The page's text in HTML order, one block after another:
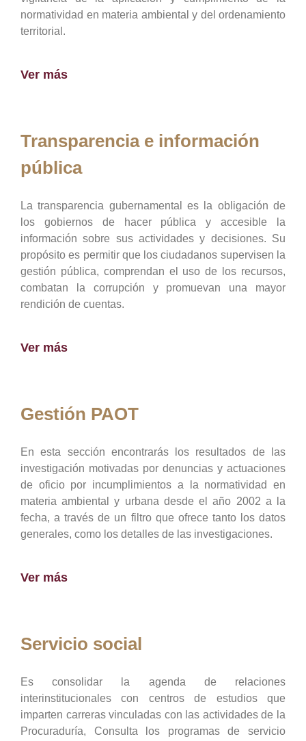
normatividad en materia ambiental y del ordenamiento
territorial.
Ver más
Transparencia e información
pública
La transparencia gubernamental es la obligación de
los gobiernos de hacer pública y accesible la
información sobre sus actividades y decisiones. Su
propósito es permitir que los ciudadanos supervisen la
gestión pública, comprendan el uso de los recursos,
combatan la corrupción y promuevan una mayor
rendición de cuentas.
Ver más
Gestión PAOT
En esta sección encontrarás los resultados de las
investigación motivadas por denuncias y actuaciones
de oficio por incumplimientos a la normatividad en
materia ambiental y urbana desde el año 2002 a la
fecha, a través de un filtro que ofrece tanto los datos
generales, como los detalles de las investigaciones.
Ver más
Servicio social
Es consolidar la agenda de relaciones
interinstitucionales con centros de estudios que
imparten carreras vinculadas con las actividades de la
Procuraduría, Consulta los programas de servicio